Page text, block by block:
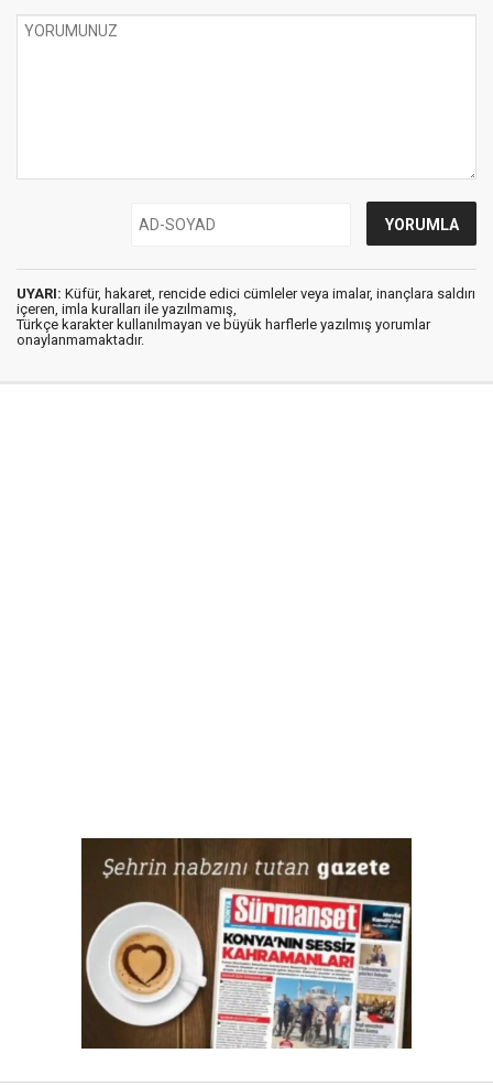
UYARI: Küfür, hakaret, rencide edici cümleler veya imalar, inançlara saldırı
içeren, imla kuralları ile yazılmamış,
Türkçe karakter kullanılmayan ve büyük harflerle yazılmış yorumlar
onaylanmamaktadır.